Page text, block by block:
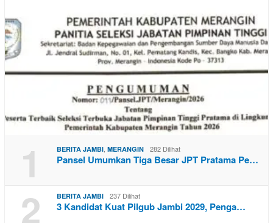
1 BERITA JAMBI, MERANGIN 282 Dilihat
Pansel Umumkan Tiga Besar JPT Pratama Pe…
2 BERITA JAMBI 237 Dilihat
3 Kandidat Kuat Pilgub Jambi 2029, Penga…